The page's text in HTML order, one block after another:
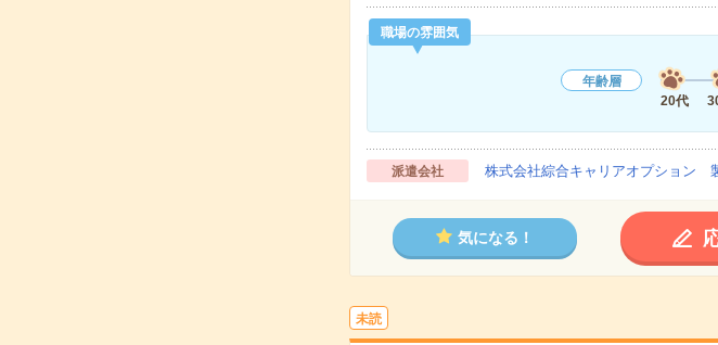
職場の雰囲気
年齢層
20代
派遣会社 株式会社綜合キャリアオプション
気になる！
未読